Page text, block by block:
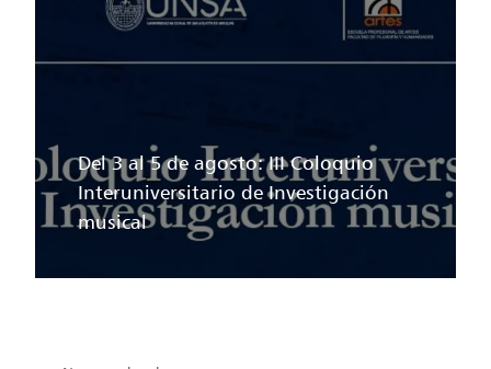
Del 3 al 5 de agosto: III Coloquio
Interuniversitario de Investigación
musical